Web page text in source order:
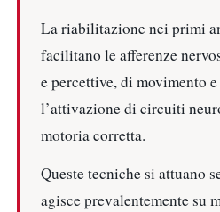
La riabilitazione nei primi
facilitano le afferenze
e percettive, di movimento
l’attivazione di circuiti
motoria corretta.
Queste tecniche si attuano
agisce prevalentemente su